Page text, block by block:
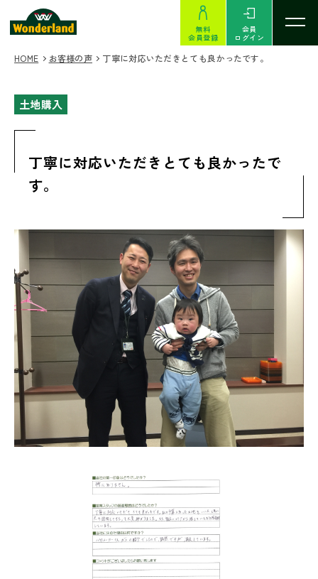
無料
会員登録
会員
ログイン
HOME お客様の声 丁寧に対応いただきとても良かったです。
土地購入
丁寧に対応いただきとても良かったで
す。